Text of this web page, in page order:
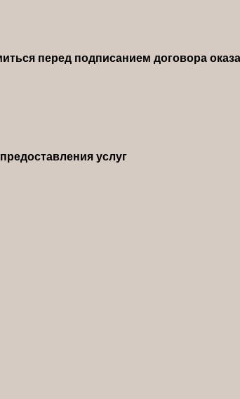
перед подписанием договора
услуг